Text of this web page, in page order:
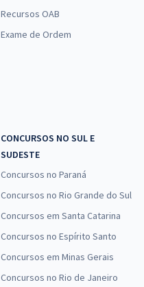
Recursos OAB
Exame de Ordem
CONCURSOS NO SUL E
SUDESTE
Concursos no Paraná
Concursos no Rio Grande do Sul
Concursos em Santa Catarina
Concursos no Espírito Santo
Concursos em Minas Gerais
Concursos no Rio de Janeiro